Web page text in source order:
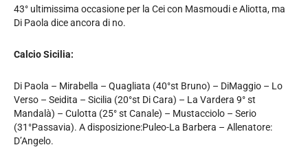
43° ultimissima occasione per la Cei con Masmoudi e Aliotta, ma
Di Paola dice ancora di no.
Calcio Sicilia:
Di Paola – Mirabella – Quagliata (40°st Bruno) – DiMaggio – Lo
Verso – Seidita – Sicilia (20°st Di Cara) – La Vardera 9° st
Mandalà) – Culotta (25° st Canale) – Mustacciolo – Serio
(31°Passavia). A disposizione:Puleo-La Barbera – Allenatore:
D’Angelo.